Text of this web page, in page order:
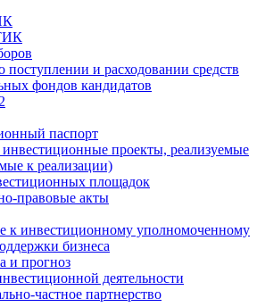
поступлении и расходовании средств
фондов кандидатов
паспорт
проекты, реализуемые
к реализации)
площадок
правовые акты
к инвестиционному уполномоченному
бизнеса
и прогноз
деятельности
частное партнерство